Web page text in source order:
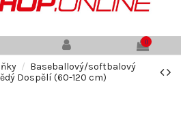
0
Baseballový/softbalový
Dospělí (60-120 cm)